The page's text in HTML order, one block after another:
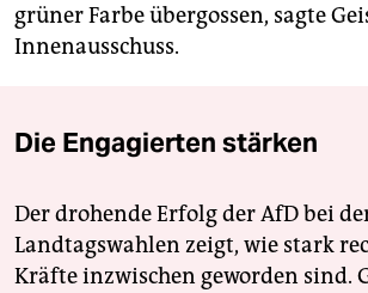
grüner Farbe übergossen, sagte
Innenausschuss.
Die Engagierten stärken
Der drohende Erfolg der AfD bei
Landtagswahlen zeigt, wie stark
Kräfte inzwischen geworden sind.